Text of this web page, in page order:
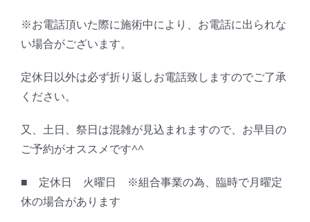
※お電話頂いた際に施術中により、お電話に出られな
い場合がございます。
定休日以外は必ず折り返しお電話致しますのでご了承
ください。
又、土日、祭日は混雑が見込まれますので、お早目の
ご予約がオススメです^^
■ 定休日 火曜日 ※組合事業の為、臨時で月曜定
休の場合があります